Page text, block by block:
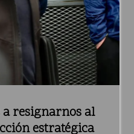
a resignarnos al
estratégica